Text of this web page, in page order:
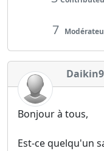
7
Bonjour à tous,
Est-ce quelqu'un